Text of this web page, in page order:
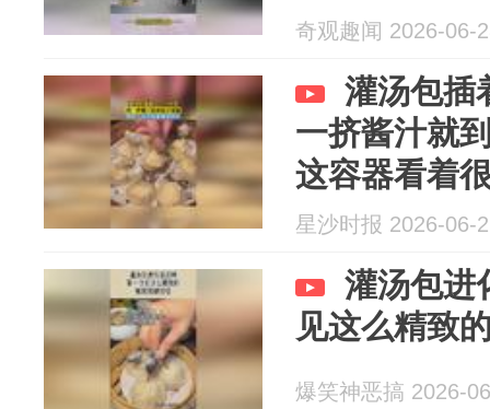
奇观趣闻 2026-06-
灌汤包插
一挤酱汁就
这容器看着
星沙时报 2026-06-
灌汤包进
见这么精致
爆笑神恶搞 2026-